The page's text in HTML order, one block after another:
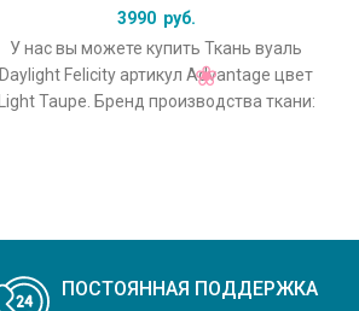
3990 руб.
У нас вы можете купить Ткань вуаль
Daylight Felicity артикул Advantage цвет
Light Taupe. Бренд производства ткани:
ПОСТОЯННАЯ ПОДДЕРЖКА